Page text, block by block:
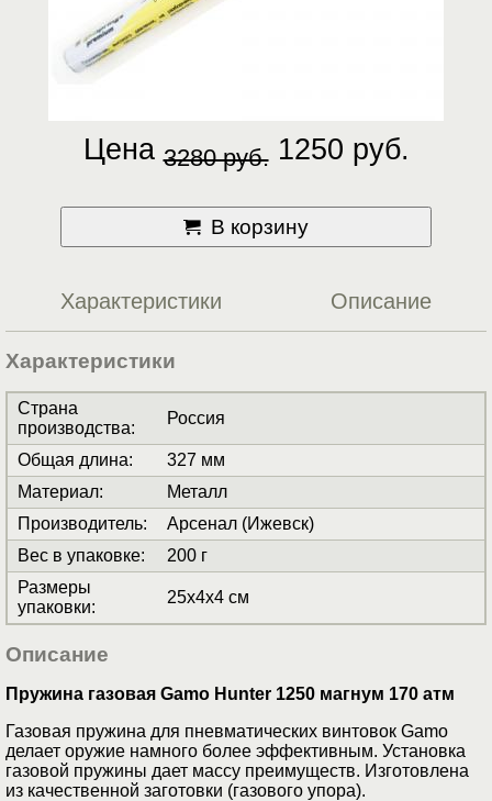
Цена 3280 руб. 1250 руб.
В корзину
Характеристики Описание
Характеристики
Страна
производства:
Россия
Общая длина:
327 мм
Материал:
Металл
Производитель:
Арсенал (Ижевск)
Вес в упаковке:
200 г
Размеры
упаковки:
25x4x4 см
Описание
Пружина газовая Gamo Hunter 1250 магнум 170 атм
Газовая пружина для пневматических винтовок Gamo
делает оружие намного более эффективным. Установка
газовой пружины дает массу преимуществ. Изготовлена
из качественной заготовки (газового упора).